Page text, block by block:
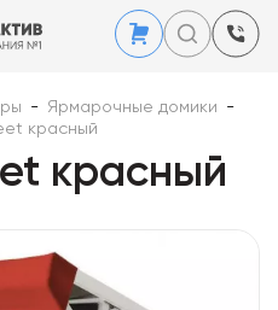
- Ярмарочные домики
-
красный
красный